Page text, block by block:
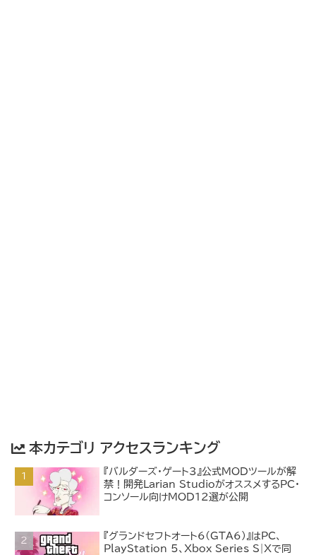
本カテゴリ アクセスランキング
『バルダーズ・ゲート3』公式MODツールが解
禁！開発Larian StudioがオススメするPC・
コンソール向けMOD12選が公開
『グランドセフトオート6(GTA6)』はPC、
PlayStation 5、Xbox Series S|Xで同